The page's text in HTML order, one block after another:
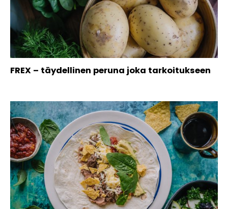
FREX – täydellinen peruna joka tarkoitukseen